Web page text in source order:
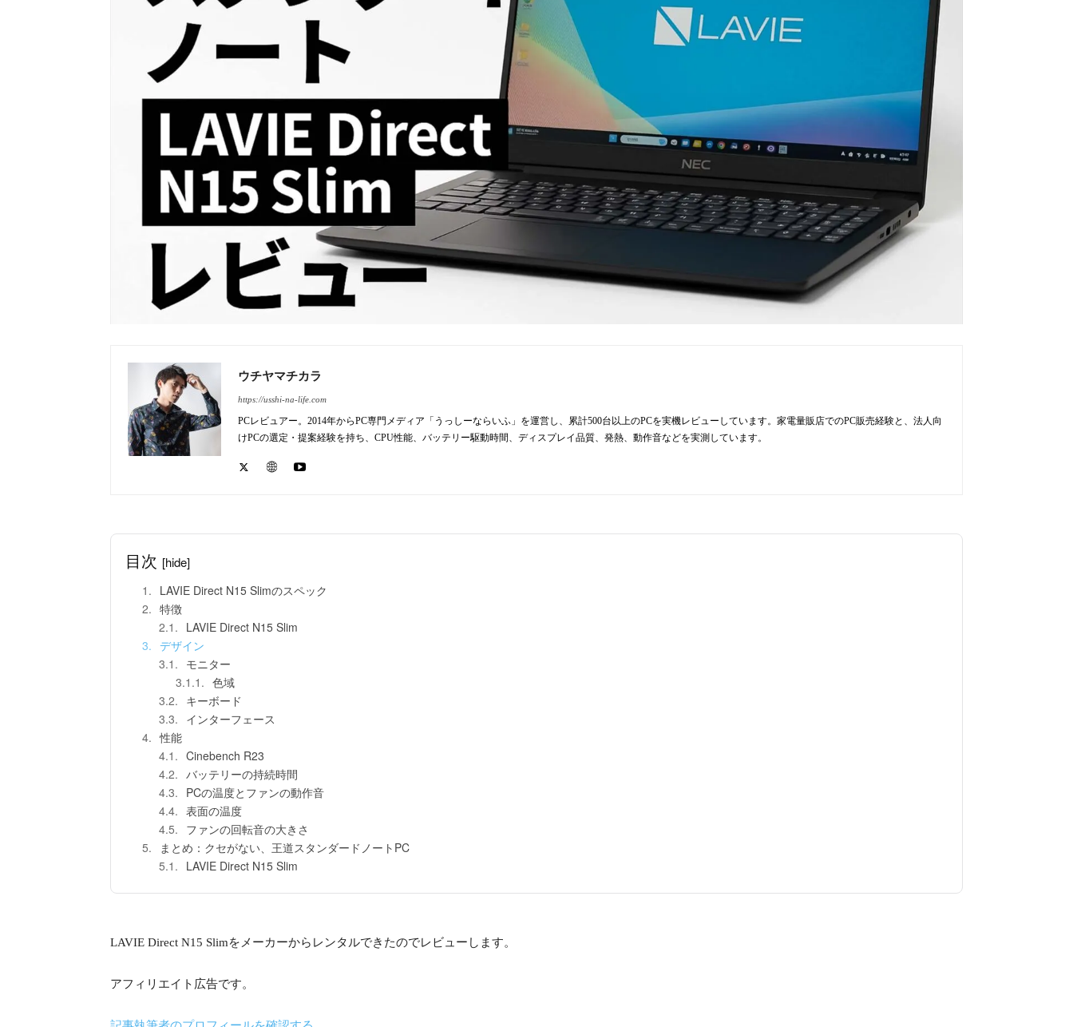
ウチヤマチカラ
https://usshi-na-life.com
PCレビュアー。2014年からPC専門メディア「うっしーならいふ」を運営し、累計500台以上のPCを実機レビューしています。家電量販店でのPC販売経験と、法人向
けPCの選定・提案経験を持ち、CPU性能、バッテリー駆動時間、ディスプレイ品質、発熱、動作音などを実測しています。
目次 [hide]
LAVIE Direct N15 Slimのスペック
特徴
LAVIE Direct N15 Slim
デザイン
モニター
色域
キーボード
インターフェース
性能
Cinebench R23
バッテリーの持続時間
PCの温度とファンの動作音
表面の温度
ファンの回転音の大きさ
まとめ：クセがない、王道スタンダードノートPC
LAVIE Direct N15 Slim
LAVIE Direct N15 Slimをメーカーからレンタルできたのでレビューします。
アフィリエイト広告です。